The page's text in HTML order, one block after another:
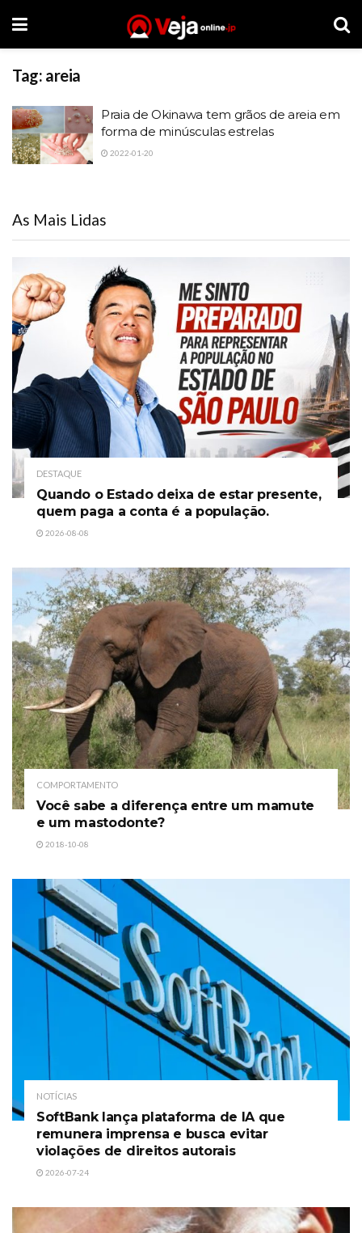
Tag: areia
Praia de Okinawa tem grãos de areia em
forma de minúsculas estrelas
2022-01-20
As Mais Lidas
DESTAQUE
Quando o Estado deixa de estar presente,
quem paga a conta é a população.
2026-08-08
COMPORTAMENTO
Você sabe a diferença entre um mamute
e um mastodonte?
2018-10-08
NOTÍCIAS
SoftBank lança plataforma de IA que
remunera imprensa e busca evitar
violações de direitos autorais
2026-07-24